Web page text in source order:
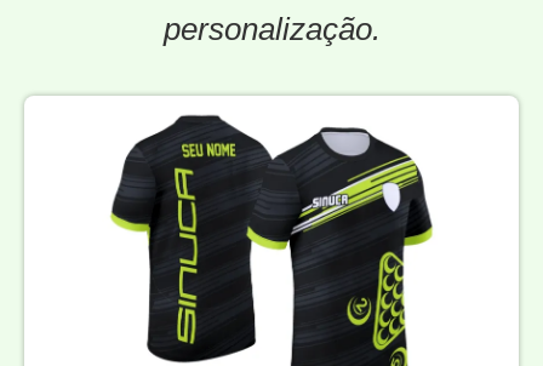
personalização.